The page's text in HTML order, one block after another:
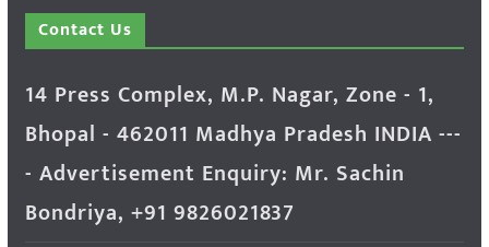
Contact Us
14 Press Complex, M.P. Nagar, Zone - 1,
Bhopal - 462011 Madhya Pradesh INDIA ---
- Advertisement Enquiry: Mr. Sachin
Bondriya, +91 9826021837